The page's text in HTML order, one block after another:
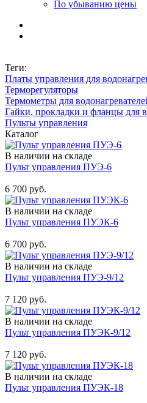
По убыванию цены
Теги:
Платы управления для
Терморегуляторы
Термометры для
Гайки, прокладки и фланцы для
Пульты управления
Каталог
В наличии на складе
Пульт управления ПУЭ-6
6 700 руб.
В наличии на складе
Пульт управления ПУЭК-6
6 700 руб.
В наличии на складе
Пульт управления ПУЭ-9/12
7 120 руб.
В наличии на складе
Пульт управления ПУЭК-9/12
7 120 руб.
В наличии на складе
Пульт управления ПУЭК-18